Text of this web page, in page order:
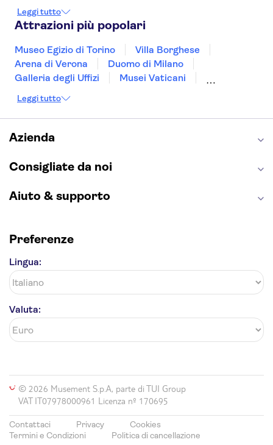
Bologna
Malta Genova
Leggi tutto
Attrazioni più popolari
Museo Egizio di Torino
Villa Borghese
Arena di Verona
Duomo di Milano
Galleria degli Uffizi
Musei Vaticani
Museo del Louvre
Teatro alla Scala
Sagrada Familia
Pantheon
Napoli Sotterranea
Leggi tutto
Azienda
Consigliate da noi
Aiuto & supporto
Preferenze
Lingua:
Valuta:
© 2026 Musement S.p.A, parte di TUI Group
VAT IT07978000961 Licenza nº 170695
Contattaci Privacy
Cookies
Termini e Condizioni
Politica di cancellazione